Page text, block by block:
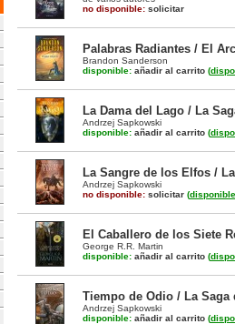
no disponible: solicitar
Palabras Radiantes / El
Brandon Sanderson
disponible: añadir al carrito (
La Dama del Lago / La
Andrzej Sapkowski
disponible: añadir al carrito (
La Sangre de los Elfos /
Andrzej Sapkowski
no disponible: solicitar (
El Caballero de los Siete
George R.R. Martin
disponible: añadir al carrito (
Tiempo de Odio / La Saga
Andrzej Sapkowski
disponible: añadir al carrito (